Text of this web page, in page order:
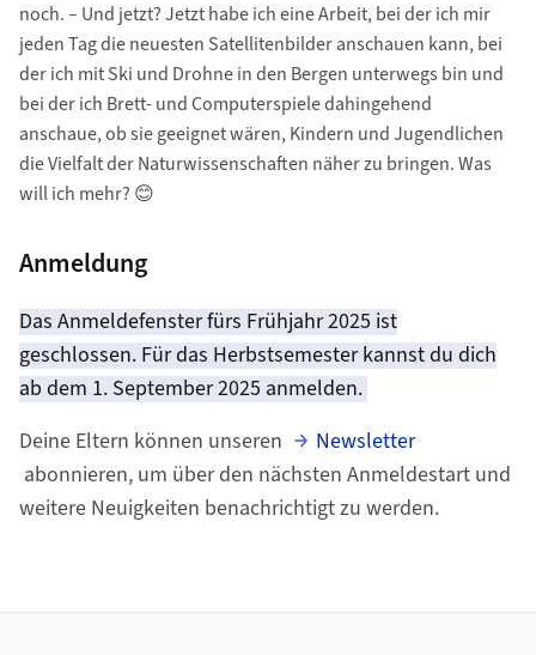
noch. – Und jetzt? Jetzt habe ich eine Arbeit, bei der ich mir
jeden Tag die neuesten Satellitenbilder anschauen kann, bei
der ich mit Ski und Drohne in den Bergen unterwegs bin und
bei der ich Brett- und Computerspiele dahingehend
anschaue, ob sie geeignet wären, Kindern und Jugendlichen
die Vielfalt der Naturwissenschaften näher zu bringen. Was
will ich mehr? 😊
Anmeldung
Das Anmeldefenster fürs Frühjahr 2025 ist
geschlossen. Für das Herbstsemester kannst du dich
ab dem 1. September 2025 anmelden.
Deine Eltern können unseren
Newsletter
abonnieren, um über den nächsten Anmeldestart und
weitere Neuigkeiten benachrichtigt zu werden.